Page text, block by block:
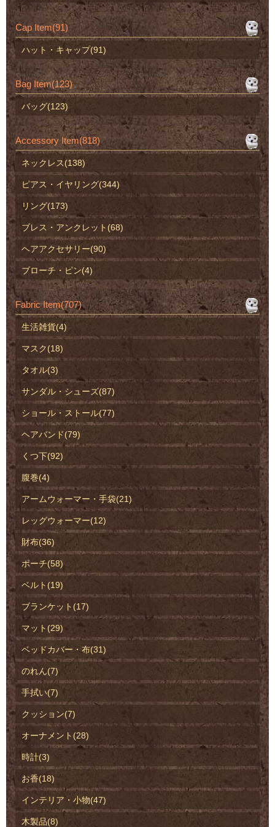
Cap Item(91)
ハット・キャップ(91)
Bag Item(123)
バッグ(123)
Accessory Item(818)
ネックレス(138)
ピアス・イヤリング(344)
リング(173)
ブレス・アンクレット(68)
ヘアアクセサリー(90)
ブローチ・ピン(4)
Fabric Item(707)
生活雑貨(4)
マスク(18)
タオル(3)
サンダル・シューズ(87)
ショール・ストール(77)
ヘアバンド(79)
くつ下(92)
腹巻(4)
アームウォーマー・手袋(21)
レッグウォーマー(12)
財布(36)
ポーチ(58)
ベルト(19)
ブランケット(17)
マット(29)
ベッドカバー・布(31)
のれん(7)
手拭い(7)
クッション(7)
オーナメント(28)
時計(3)
お香(18)
インテリア・小物(47)
木製品(8)